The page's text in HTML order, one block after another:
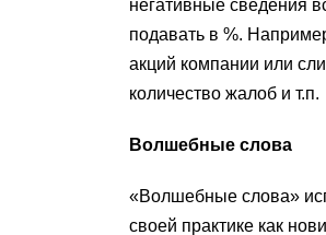
негативные сведения
подавать в %.
акций компании или
количество жалоб и т.п.
Волшебные слова
«Волшебные слова»
своей практике как